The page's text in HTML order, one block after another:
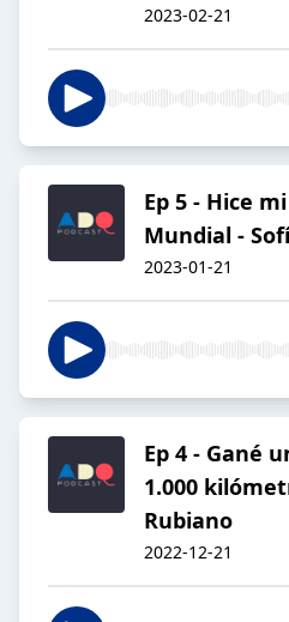
2023-02-21
Ep 5 - Hice
Mundial -
2023-01-21
Ep 4 - Gané
1.000
Rubiano
2022-12-21